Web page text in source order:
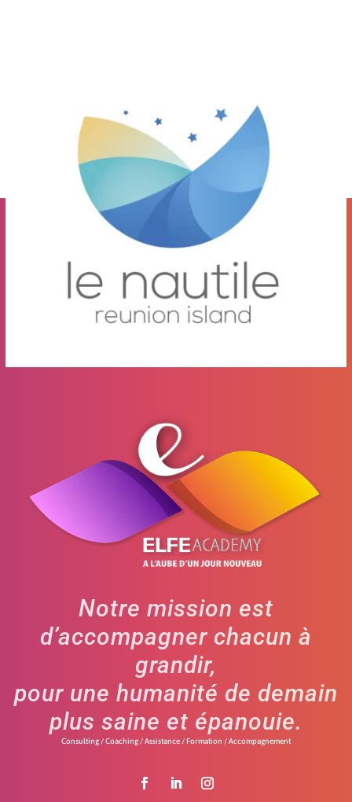
Notre mission est
d’accompagner chacun à
grandir,
pour une humanité de demain
plus saine et épanouie.
Consulting / Coaching / Assistance / Formation / Accompagnement